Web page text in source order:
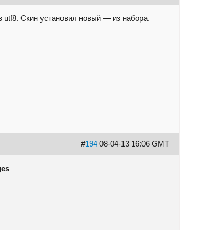
utf8. Скин установил новый — из набора.
#194 08-04-13 16:06 GMT